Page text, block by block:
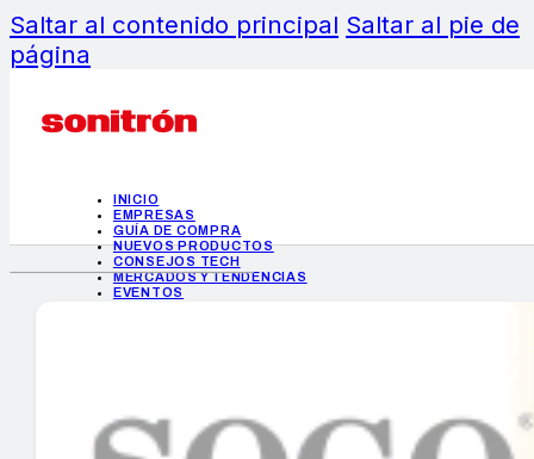
Saltar al contenido principal Saltar al pie de
página
INICIO
EMPRESAS
GUÍA DE COMPRA
NUEVOS PRODUCTOS
CONSEJOS TECH
MERCADOS Y TENDENCIAS
EVENTOS
INICIO